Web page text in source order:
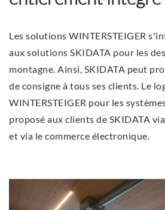
Les solutions WINTERSTEIGER
aux solutions SKIDATA pour les
montagne. Ainsi, SKIDATA peut
de consigne à tous ses clients. Le
WINTERSTEIGER pour les
proposé aux clients de SKIDATA
et via le commerce électronique.